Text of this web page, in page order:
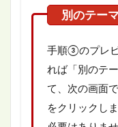
手順③のプレ
れば「別のテ
て、次の画面
をクリックし